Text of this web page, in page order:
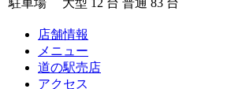
店舗情報
メニュー
道の駅売店
アクセス